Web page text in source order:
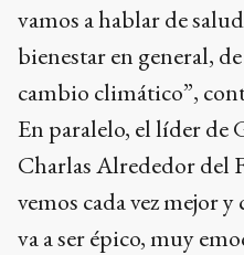
vamos a hablar de
bienestar en general,
cambio climático”,
En paralelo, el líder de
Charlas Alrededor del
vemos cada vez mejor
va a ser épico, muy